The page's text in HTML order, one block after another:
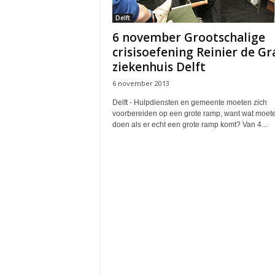
Delft
6 november Grootschalige
crisisoefening Reinier de
ziekenhuis Delft
6 november 2013
Delft - Hulpdiensten en gemeente moeten zich
voorbereiden op een grote ramp, want wat
doen als er echt een grote ramp komt? Van 4...